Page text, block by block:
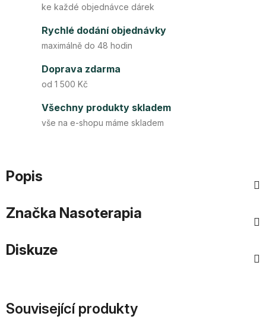
ke každé objednávce dárek
Rychlé dodání objednávky
maximálně do 48 hodin
Doprava zdarma
od 1 500 Kč
Všechny produkty skladem
vše na e-shopu máme skladem
Popis
Značka Nasoterapia
Diskuze
Související produkty